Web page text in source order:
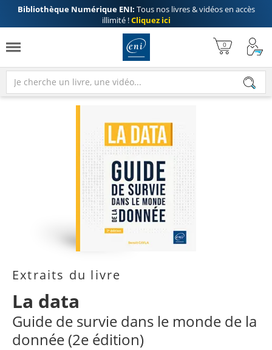
Bibliothèque Numérique ENI: Tous nos livres & vidéos en accès
illimité !Cliquez ici
Extraits du livre
La data
Guide de survie dans le monde de la
donnée (2e édition)